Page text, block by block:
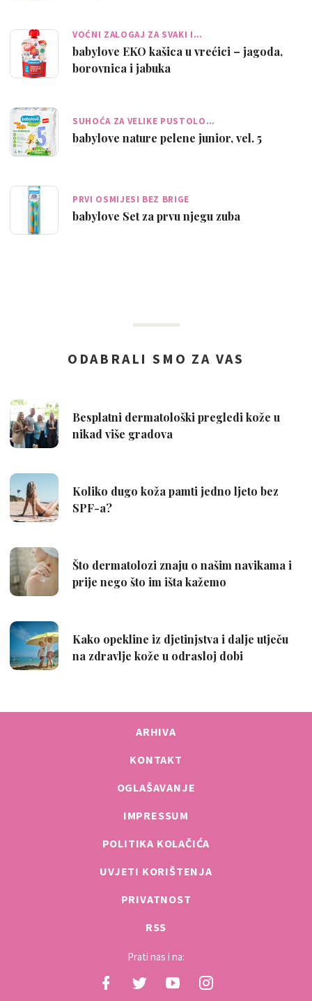
VOĆNI ZALOGAJ ZA SVAKI I…
babylove EKO kašica u vrećici – jagoda,
borovnica i jabuka
SUHOĆA ZA VELIKE PUSTOLO…
babylove nature pelene junior, vel. 5
PRVI OSMIJESI BEZ BRIGE
babylove Set za prvu njegu zuba
ARHIVA
KONTAKT
OGLAŠAVANJE
IMPRESSUM
POLITIKA KOLAČIĆA
UVJETI KORIŠTENJA
PRIVATNOST
RSS
Prati nas i na: